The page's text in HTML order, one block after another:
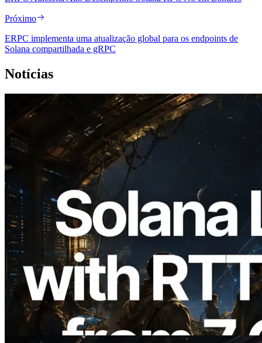
Próximo
ERPC implementa uma atualização global para os endpoints de
Solana compartilhada e gRPC
Notícias
2026.08.05
ERPC expande a Solana Leader Slot API
com medição de ping a partir de 7 regiões
globais — Validators Information API
também lançada